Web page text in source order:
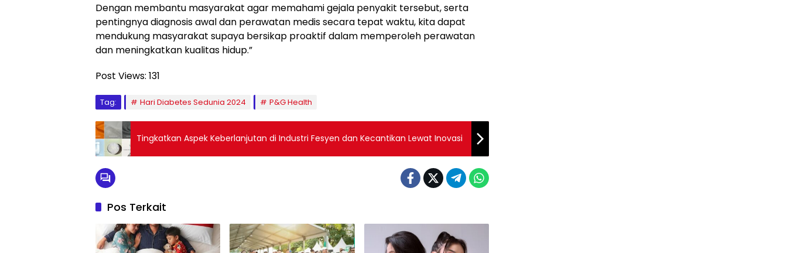
Dengan membantu masyarakat agar memahami gejala penyakit tersebut, serta
pentingnya diagnosis awal dan perawatan medis secara tepat waktu, kita dapat
mendukung masyarakat supaya bersikap proaktif dalam memperoleh perawatan
dan meningkatkan kualitas hidup.”
Post Views: 131
Tag: Hari Diabetes Sedunia 2024 P&G Health
Tingkatkan Aspek Keberlanjutan di Industri Fesyen dan Kecantikan Lewat Inovasi
Pos Terkait